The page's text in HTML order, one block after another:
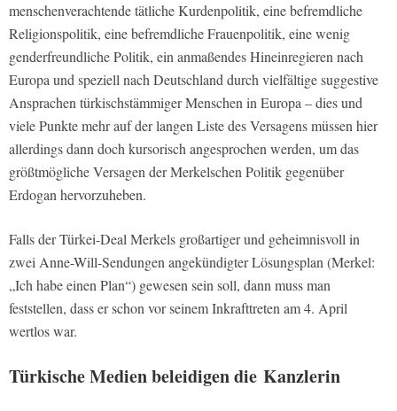
menschenverachtende tätliche Kurdenpolitik, eine befremdliche
Religionspolitik, eine befremdliche Frauenpolitik, eine wenig
genderfreundliche Politik, ein anmaßendes Hineinregieren nach
Europa und speziell nach Deutschland durch vielfältige suggestive
Ansprachen türkischstämmiger Menschen in Europa – dies und
viele Punkte mehr auf der langen Liste des Versagens müssen hier
allerdings dann doch kursorisch angesprochen werden, um das
größtmögliche Versagen der Merkelschen Politik gegenüber
Erdogan hervorzuheben.
Falls der Türkei-Deal Merkels großartiger und geheimnisvoll in
zwei Anne-Will-Sendungen angekündigter Lösungsplan (Merkel:
„Ich habe einen Plan“) gewesen sein soll, dann muss man
feststellen, dass er schon vor seinem Inkrafttreten am 4. April
wertlos war.
Türkische Medien beleidigen die Kanzlerin